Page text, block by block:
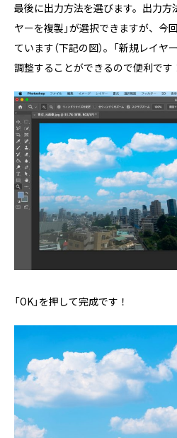
最後に出力方法を選びます。出力方
ヤーを複製」が選択できますが、今
ています（下記の図）。「新規レイ
調整することができるので便利です
「OK」を押して完成です！